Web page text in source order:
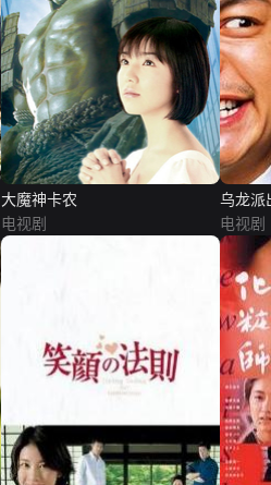
大魔神卡农
电视剧
乌龙派
电视剧